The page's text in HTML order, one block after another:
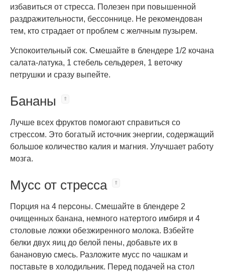
избавиться от стресса. Полезен при повышенной
раздражительности, бессоннице. Не рекомендован
тем, кто страдает от проблем с желчным пузырем.
Успокоительный сок. Смешайте в блендере 1/2 кочана
салата-латука, 1 стебель сельдерея, 1 веточку
петрушки и сразу выпейте.
Бананы
Лучше всех фруктов помогают справиться со
стрессом. Это богатый источник энергии, содержащий
большое количество калия и магния. Улучшает работу
мозга.
Мусс от стресса
Порция на 4 персоны. Смешайте в блендере 2
очищенных банана, немного натертого имбиря и 4
столовые ложки обезжиренного молока. Взбейте
белки двух яиц до белой пены, добавьте их в
банановую смесь. Разложите мусс по чашкам и
поставьте в холодильник. Перед подачей на стол